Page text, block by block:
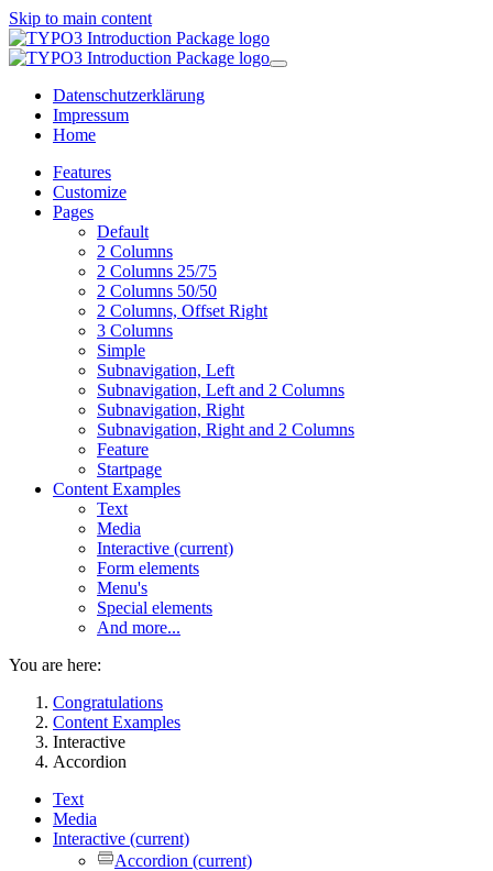
Skip to main content
Datenschutzerklärung
Impressum
Home
Features
Customize
Pages
Default
2 Columns
2 Columns 25/75
2 Columns 50/50
2 Columns, Offset Right
3 Columns
Simple
Subnavigation, Left
Subnavigation, Left and 2 Columns
Subnavigation, Right
Subnavigation, Right and 2 Columns
Feature
Startpage
Content Examples
Text
Media
Interactive (current)
Form elements
Menu's
Special elements
And more...
You are here:
Congratulations
Content Examples
Interactive
Accordion
Text
Media
Interactive (current)
Accordion (current)